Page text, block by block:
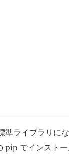
ライブラリにな
でインストー